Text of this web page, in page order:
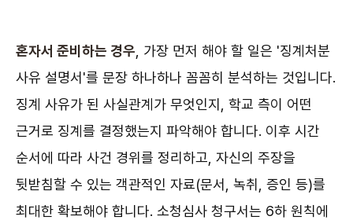
혼자서 준비하는 경우 , 가장 먼저 해야 할 일은 '징계처분
사유 설명서'를 문장 하나하나 꼼꼼히 분석하는 것입니다.
징계 사유가 된 사실관계가 무엇인지, 학교 측이 어떤
근거로 징계를 결정했는지 파악해야 합니다. 이후 시간
순서에 따라 사건 경위를 정리하고, 자신의 주장을
뒷받침할 수 있는 객관적인 자료(문서, 녹취, 증인 등)를
최대한 확보해야 합니다. 소청심사 청구서는 6하 원칙에